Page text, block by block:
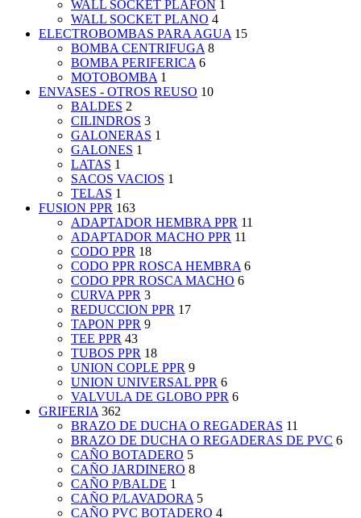
WALL SOCKET PLAFON 1
WALL SOCKET PLANO 4
ELECTROBOMBAS PARA AGUA 15
BOMBA CENTRIFUGA 8
BOMBA PERIFERICA 6
MOTOBOMBA 1
ENVASES - OTROS REUSO 10
BALDES 2
CILINDROS 3
GALONERAS 1
GALONES 1
LATAS 1
SACOS VACIOS 1
TELAS 1
FUSION PPR 163
ADAPTADOR HEMBRA PPR 11
ADAPTADOR MACHO PPR 11
CODO PPR 18
CODO PPR ROSCA HEMBRA 6
CODO PPR ROSCA MACHO 6
CURVA PPR 3
REDUCCION PPR 17
TAPON PPR 9
TEE PPR 43
TUBOS PPR 18
UNION COPLE PPR 9
UNION UNIVERSAL PPR 6
VALVULA DE GLOBO PPR 6
GRIFERIA 362
BRAZO DE DUCHA O REGADERAS 11
BRAZO DE DUCHA O REGADERAS DE PVC 6
CAÑO BOTADERO 5
CAÑO JARDINERO 8
CAÑO P/BALDE 1
CAÑO P/LAVADORA 5
CAÑO PVC BOTADERO 4